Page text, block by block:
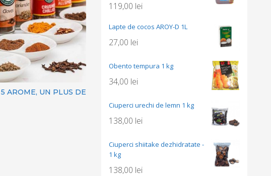
AROME, UN PLUS DE
119,00 lei
Lapte de cocos AROY-D 1L
27,00 lei
Obento tempura 1 kg
34,00 lei
Ciuperci urechi de lemn 1 kg
138,00 lei
Ciuperci shiitake dezhidratate -
1 kg
138,00 lei